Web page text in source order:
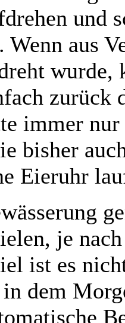
und
Wenn aus
wurde,
zurück
immer nur
bisher
Eieruhr
je
ist es
in dem